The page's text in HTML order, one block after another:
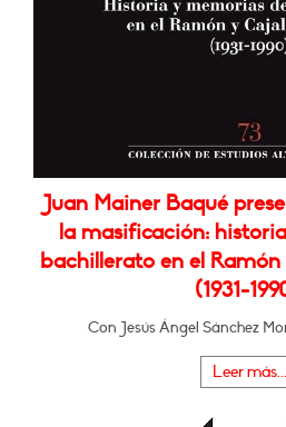
Juan Mainer Baqué
la masificación:
bachillerato en el
(1931-
Con Jesús Ángel Sánchez
Leer más...